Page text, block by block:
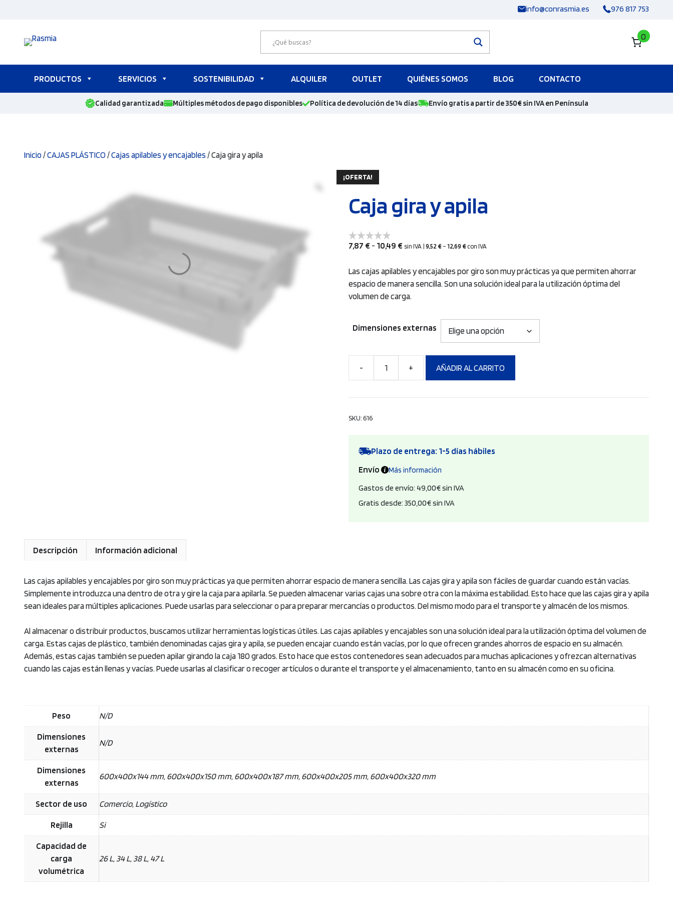
info@conrasmia.es 976 817 753
0
PRODUCTOS SERVICIOS SOSTENIBILIDAD ALQUILER OUTLET QUIÉNES SOMOS BLOG CONTACTO
Calidad garantizada Múltiples métodos de pago disponibles Política de devolución de 14 días Envío gratis a partir de 350€ sin IVA en Península
Inicio /CAJAS PLÁSTICO /Cajas apilables y encajables / Caja gira y apila
¡OFERTA!
Caja gira y apila
7,87 € - 10,49 € Rango
precios:
desde
7,87 €
sin IVA 9,52 € – 12,69 € con IVA
Las cajas apilables y encajables por giro son muy prácticas ya que permiten ahorrar
espacio de manera sencilla. Son una solución ideal para la utilización óptima del
volumen de carga.
Dimensiones externas
y
cantidad
AÑADIR AL CARRITO
SKU:616
Plazo de entrega: 1-5 días hábiles
Envío
Más información
Gastos de envío: 49,00€ sin IVA
Gratis desde: 350,00€ sin IVA
Descripción Información adicional
Las cajas apilables y encajables por giro son muy prácticas ya que permiten ahorrar espacio de manera sencilla. Las cajas gira y apila son fáciles de guardar cuando están vacías.
Simplemente introduzca una dentro de otra y gire la caja para apilarla. Se pueden almacenar varias cajas una sobre otra con la máxima estabilidad. Esto hace que las cajas gira y apila
sean ideales para múltiples aplicaciones. Puede usarlas para seleccionar o para preparar mercancías o productos. Del mismo modo para el transporte y almacén de los mismos.
Al almacenar o distribuir productos, buscamos utilizar herramientas logísticas útiles. Las cajas apilables y encajables son una solución ideal para la utilización óptima del volumen de
carga. Estas cajas de plástico, también denominadas cajas gira y apila, se pueden encajar cuando están vacías, por lo que ofrecen grandes ahorros de espacio en su almacén.
Además, estas cajas también se pueden apilar girando la caja 180 grados. Esto hace que estos contenedores sean adecuados para muchas aplicaciones y ofrezcan alternativas
cuando las cajas están llenas y vacías. Puede usarlas al clasificar o recoger artículos o durante el transporte y el almacenamiento, tanto en su almacén como en su oficina.
Peso N/D
Dimensiones
externas
N/D
Dimensiones
externas
600x400x144 mm, 600x400x150 mm, 600x400x187 mm, 600x400x205 mm, 600x400x320 mm
Sector de uso Comercio, Logístico
Rejilla Si
Capacidad de
carga
volumétrica
26 L, 34 L, 38 L, 47 L